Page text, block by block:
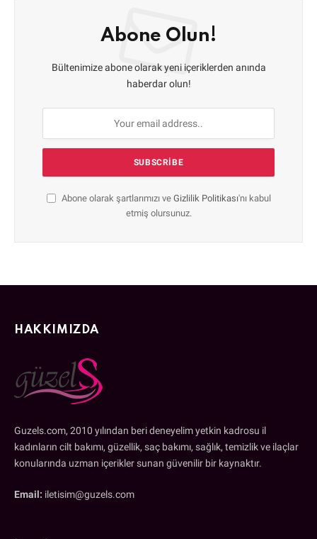
Abone Olun!
Bültenimize abone olarak yeni içeriklerden anında
haberdar olun!
Abone olarak şartlarımızı ve Gizlilik Politikası'nı kabul
etmiş olursunuz.
HAKKIMIZDA
Guzels.com, 2010 yılından beri deneyelim yetkin kadrosu il
kadınların cilt bakımı, güzellik, saç bakımı, sağlık, temizlik ve ilaçlar
konularında uzman içerikler sunan güvenilir bir kaynaktır.
Email: iletisim@guzels.com